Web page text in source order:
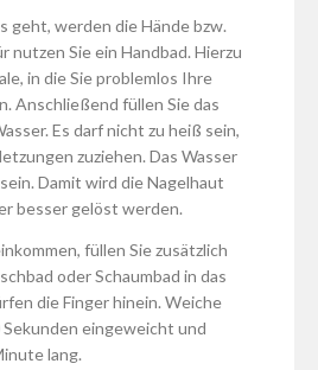
geht, werden die Hände bzw.
nutzen Sie ein Handbad. Hierzu
in die Sie problemlos Ihre
Anschließend füllen Sie das
Es darf nicht zu heiß sein,
zuziehen. Das Wasser
Damit wird die Nagelhaut
besser gelöst werden.
füllen Sie zusätzlich
oder Schaumbad in das
die Finger hinein. Weiche
eingeweicht und
lang.